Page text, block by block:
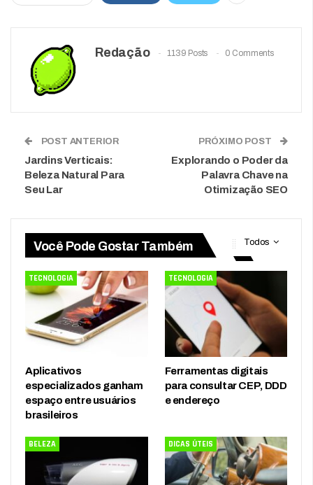
Redação 1139 Posts 0 Comments
POST ANTERIOR
Jardins Verticais:
Beleza Natural Para
Seu Lar
PRÓXIMO POST
Explorando o Poder da
Palavra Chave na
Otimização SEO
Todos
Você Pode Gostar Também
TECNOLOGIA
Aplicativos
especializados ganham
espaço entre usuários
brasileiros
TECNOLOGIA
Ferramentas digitais
para consultar CEP, DDD
e endereço
BELEZA DICAS ÚTEIS